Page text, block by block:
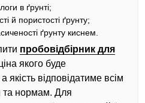
в ґрунті;
й пористості ґрунту;
ґрунту киснем.
пробовідбірник для
якого буде
якість відповідатиме всім
та нормам. Для